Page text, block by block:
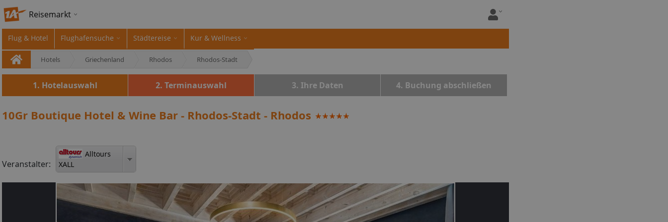
Reisemarkt
Flug & Hotel Flughafensuche Städtereise Kur & Wellness
Hotels Griechenland Rhodos Rhodos-Stadt
1. Hotelauswahl 2. Terminauswahl 3. Ihre Daten 4. Buchung abschließen
10Gr Boutique Hotel & Wine Bar - Rhodos-Stadt - Rhodos
Veranstalter:
Alltours
XALL